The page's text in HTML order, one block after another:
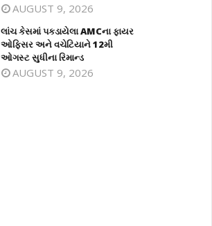
AUGUST 9, 2026
લાંચ કેસમાં પકડાયેલા AMCના ફાયર
ઓફિસર અને વચેટિયાને 12મી
ઓગસ્ટ સુધીના રિમાન્ડ
AUGUST 9, 2026